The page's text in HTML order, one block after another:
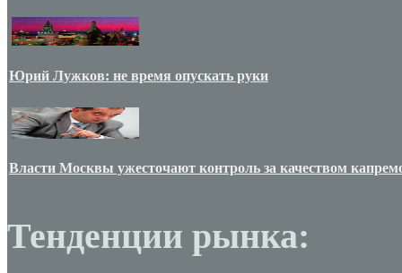
Юрий Лужков: не время опускать руки
Власти Москвы ужесточают контроль за качеством
Тенденции рынка: